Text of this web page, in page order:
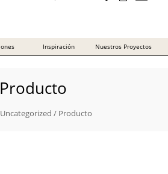
Producto
Uncategorized / Producto